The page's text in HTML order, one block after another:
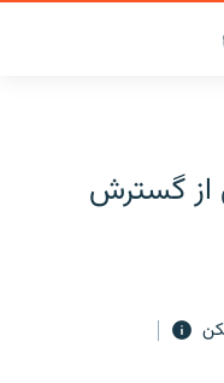
از گسترش